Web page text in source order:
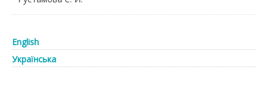
English
Українська